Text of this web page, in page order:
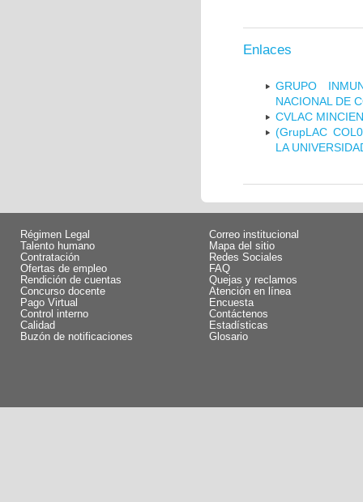
Enlaces
GRUPO
NACIONAL DE
CVLAC
(GrupLAC
LA
Régimen Legal
Talento humano
Contratación
Ofertas de empleo
Rendición de cuentas
Concurso docente
Pago Virtual
Control interno
Calidad
Buzón de notificaciones
Correo institucional
Mapa del sitio
Redes Sociales
FAQ
Quejas y reclamos
Atención en línea
Encuesta
Contáctenos
Estadísticas
Glosario